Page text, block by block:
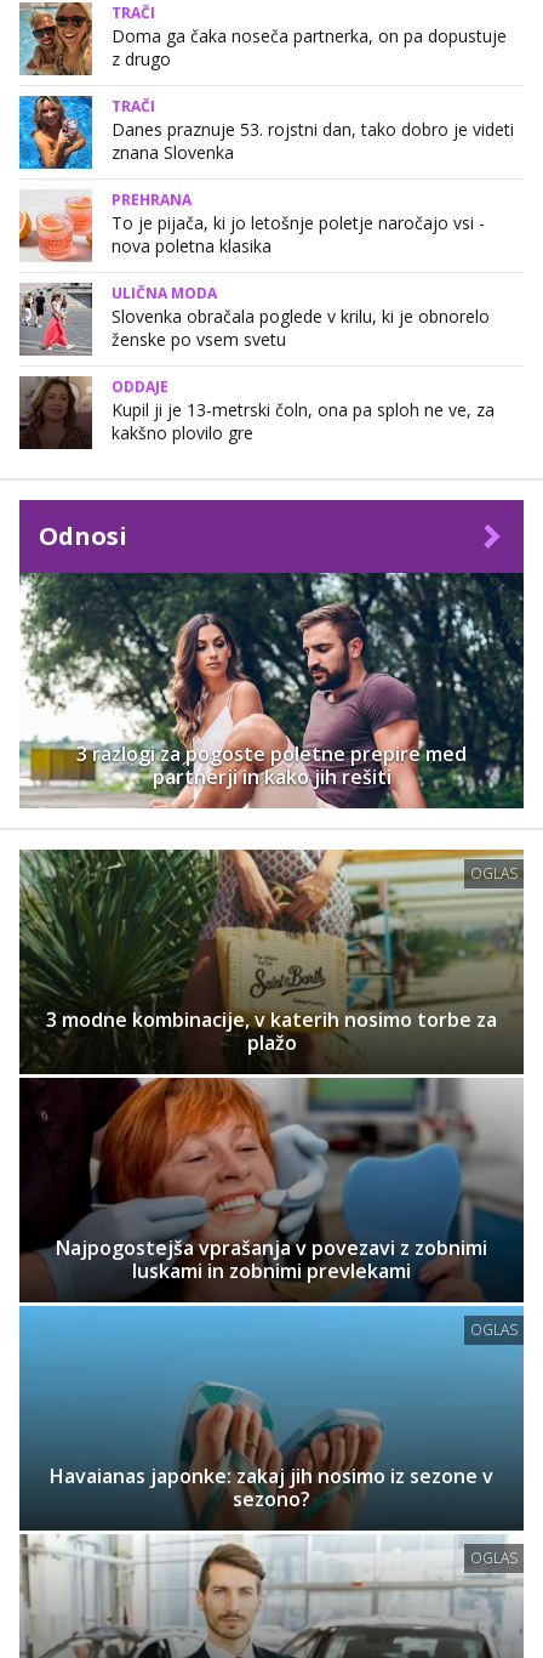
TRAČI
Doma ga čaka noseča partnerka, on pa dopustuje
z drugo
TRAČI
Danes praznuje 53. rojstni dan, tako dobro je videti
znana Slovenka
PREHRANA
To je pijača, ki jo letošnje poletje naročajo vsi -
nova poletna klasika
ULIČNA MODA
Slovenka obračala poglede v krilu, ki je obnorelo
ženske po vsem svetu
ODDAJE
Kupil ji je 13-metrski čoln, ona pa sploh ne ve, za
kakšno plovilo gre
Odnosi
3 razlogi za pogoste poletne prepire med
partnerji in kako jih rešiti
OGLAS
3 modne kombinacije, v katerih nosimo torbe za
plažo
Najpogostejša vprašanja v povezavi z zobnimi
luskami in zobnimi prevlekami
OGLAS
Havaianas japonke: zakaj jih nosimo iz sezone v
sezono?
OGLAS